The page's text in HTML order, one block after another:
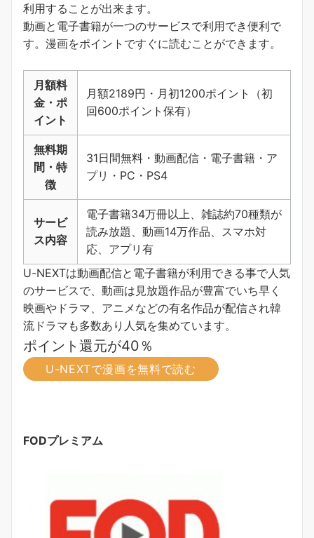
利用することが出来ます。
動画と電子書籍が一つのサービスで利用でき便利で
す。 漫画をポイントですぐに読むことができます。
月額料
金・ポ
イント
月額2189円・月初1200ポイント（初
回600ポイント保有）
無料期
間・特
徴
31日間無料・動画配信・電子書籍・ア
プリ・PC・PS4
サービ
ス内容
電子書籍34万冊以上、雑誌約70種類が
読み放題、動画14万作品、スマホ対
応、アプリ有
U-NEXTは動画配信と電子書籍が利用できる事で人気
のサービスで、動画は見放題作品が豊富でいち早く
映画やドラマ、アニメなどの有名作品が配信され韓
流ドラマも多数あり人気を集めています。
ポイント還元が40％
U-NEXTで漫画を無料で読む
FODプレミアム